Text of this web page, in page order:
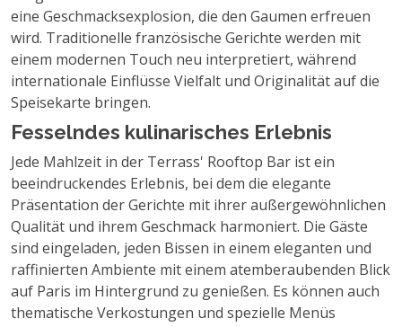
eine Geschmacksexplosion, die den Gaumen erfreuen
wird. Traditionelle französische Gerichte werden mit
einem modernen Touch neu interpretiert, während
internationale Einflüsse Vielfalt und Originalität auf die
Speisekarte bringen.
Fesselndes kulinarisches Erlebnis
Jede Mahlzeit in der Terrass' Rooftop Bar ist ein
beeindruckendes Erlebnis, bei dem die elegante
Präsentation der Gerichte mit ihrer außergewöhnlichen
Qualität und ihrem Geschmack harmoniert. Die Gäste
sind eingeladen, jeden Bissen in einem eleganten und
raffinierten Ambiente mit einem atemberaubenden Blick
auf Paris im Hintergrund zu genießen. Es können auch
thematische Verkostungen und spezielle Menüs